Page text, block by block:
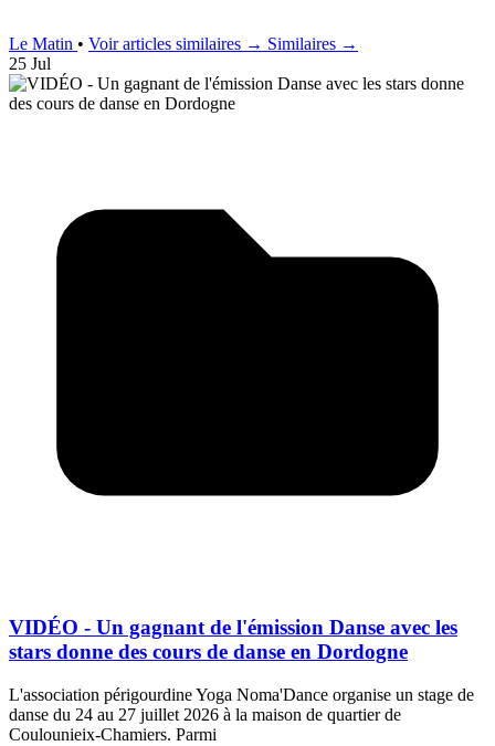
Le Matin • Voir articles similaires → Similaires →
25 Jul
VIDÉO - Un gagnant de l'émission Danse avec les
stars donne des cours de danse en Dordogne
L'association périgourdine Yoga Noma'Dance organise un stage de
danse du 24 au 27 juillet 2026 à la maison de quartier de
Coulounieix-Chamiers. Parmi